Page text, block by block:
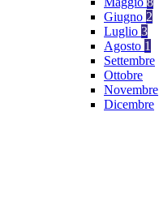
Giugno 2
Luglio 3
Agosto 1
Settembre
Ottobre
Novembre
Dicembre